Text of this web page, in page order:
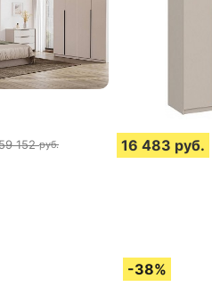
152 руб. 16 483 руб.